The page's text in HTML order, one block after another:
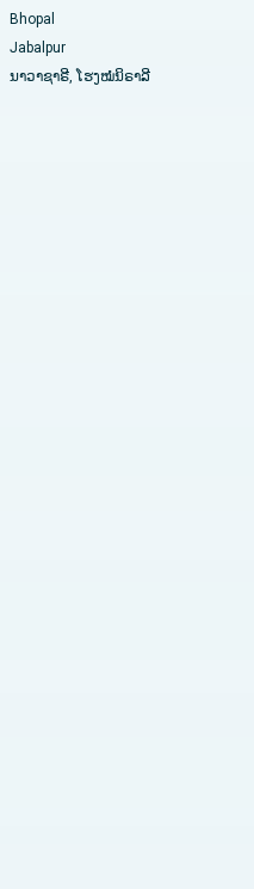
Bhopal
Jabalpur
ນາວາຊາຣີ, ໂຮງໝໍນິຣາລີ